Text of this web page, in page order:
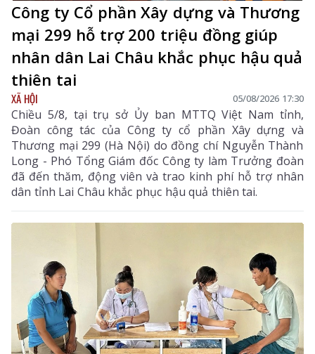
Công ty Cổ phần Xây dựng và Thương
mại 299 hỗ trợ 200 triệu đồng giúp
nhân dân Lai Châu khắc phục hậu quả
thiên tai
XÃ HỘI 05/08/2026 17:30
Chiều 5/8, tại trụ sở Ủy ban MTTQ Việt Nam tỉnh,
Đoàn công tác của Công ty cổ phần Xây dựng và
Thương mại 299 (Hà Nội) do đồng chí Nguyễn Thành
Long - Phó Tổng Giám đốc Công ty làm Trưởng đoàn
đã đến thăm, động viên và trao kinh phí hỗ trợ nhân
dân tỉnh Lai Châu khắc phục hậu quả thiên tai.